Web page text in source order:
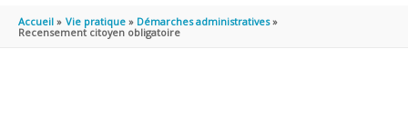
PRINCIPAL
Accueil Vie pratique
Démarches administratives
Recensement citoyen obligatoire